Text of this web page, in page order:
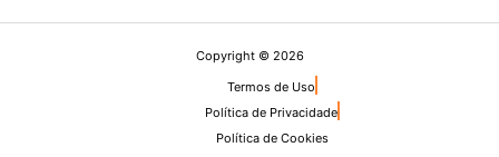
Copyright © 2026
Termos de Uso
Política de Privacidade
Política de Cookies